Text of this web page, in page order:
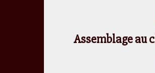
Assemblage au